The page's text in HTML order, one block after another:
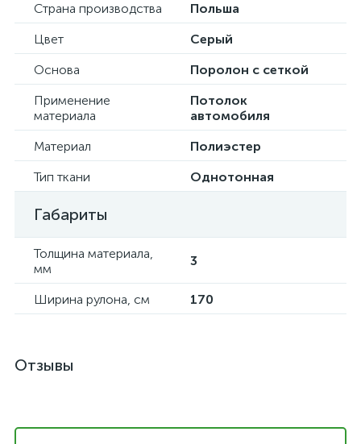
Страна производства
Польша
Цвет
Серый
Основа
Поролон с сеткой
Применение
материала
Потолок
автомобиля
Материал
Полиэстер
Тип ткани
Однотонная
Габариты
Толщина материала,
мм
3
Ширина рулона, см 170
Отзывы